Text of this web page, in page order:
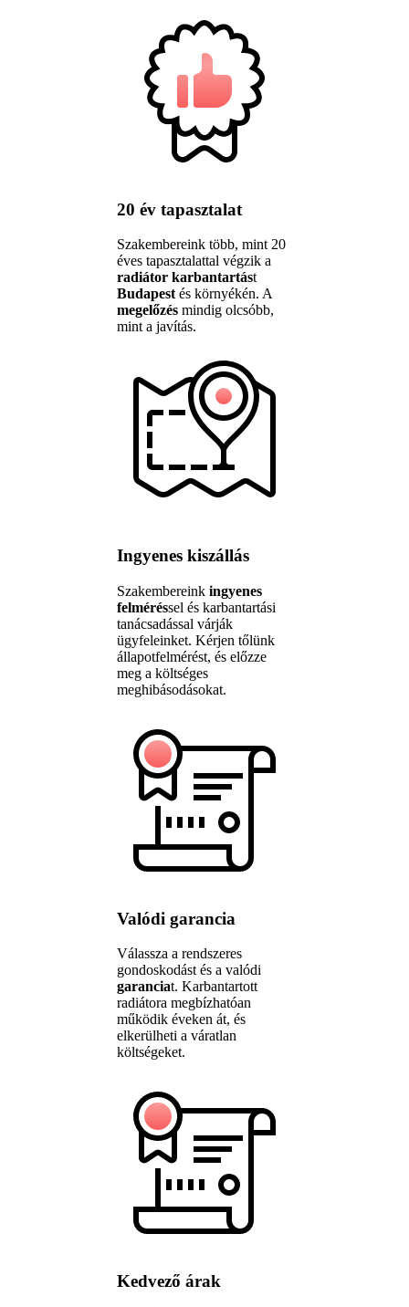
20 év tapasztalat
Szakembereink több, mint 20
éves tapasztalattal végzik a
radiátor karbantartást
Budapest és környékén. A
megelőzés mindig olcsóbb,
mint a javítás.
Ingyenes kiszállás
Szakembereink ingyenes
felméréssel és karbantartási
tanácsadással várják
ügyfeleinket. Kérjen tőlünk
állapotfelmérést, és előzze
meg a költséges
meghibásodásokat.
Valódi garancia
Válassza a rendszeres
gondoskodást és a valódi
garanciat. Karbantartott
radiátora megbízhatóan
működik éveken át, és
elkerülheti a váratlan
költségeket.
Kedvező árak